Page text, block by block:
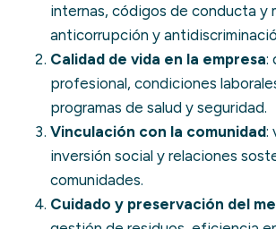
internas, códigos de conducta y
anticorrupción y
Calidad de vida en la empresa:
profesional, condiciones
programas de salud y seguridad.
Vinculación con la comunidad:
inversión social y relaciones
comunidades.
Cuidado y preservación del